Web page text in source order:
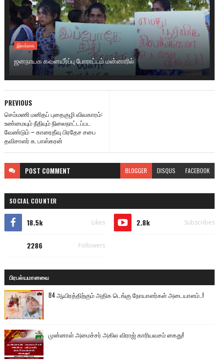
இலங்கை
ஜனநாயக கவனயீர்ப்பு போராட்டம் மன்னாரில்
PREVIOUS
செம்மணி மனிதப் புதைகுழி விவகாரம்:
உண்மையும் நீதியும் நிலைநாட்டப்பட
வேண்டும் – காரைதீவு பிரதேச சபை
தவிசாளர் சு. பாஸ்கரன்
POST COMMENT BLOGGER DISQUS FACEBOOK
SOCIAL COUNTER
18.5k Likes 2.8k Subscribes
2286 Followers
பிரபல்யமானவை
84 ஆயிரத்திற்கும் அதிக டெங்கு நோயாளர்கள் அடையாளம்..!
முன்னாள் அமைச்சர் அகில விராஜ் காரியவசம் கைது!